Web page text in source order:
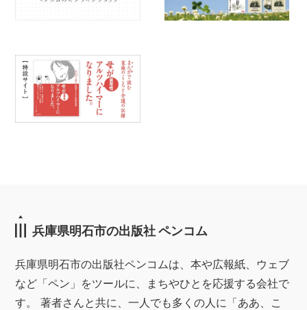
兵庫県明石市の出版社 ペンコム
兵庫県明石市の出版社ペンコムは、本や広報紙、ウェブ
など「ペン」をツールに、まちやひとを応援する会社で
す。 著者さんと共に、一人でも多くの人に「ああ、こ